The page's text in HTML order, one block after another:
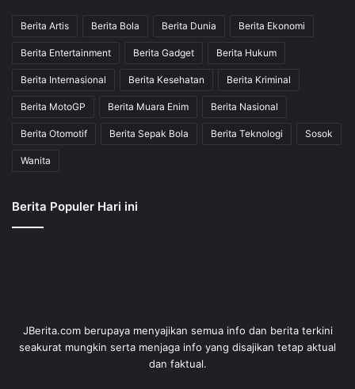
Berita Artis Berita Bola Berita Dunia Berita Ekonomi
Berita Entertainment Berita Gadget Berita Hukum
Berita Internasional Berita Kesehatan Berita Kriminal
Berita MotoGP Berita Muara Enim Berita Nasional
Berita Otomotif Berita Sepak Bola Berita Teknologi Sosok
Wanita
Berita Populer Hari ini
JBerita.com berupaya menyajikan semua info dan berita terkini
seakurat mungkin serta menjaga info yang disajikan tetap aktual
dan faktual.